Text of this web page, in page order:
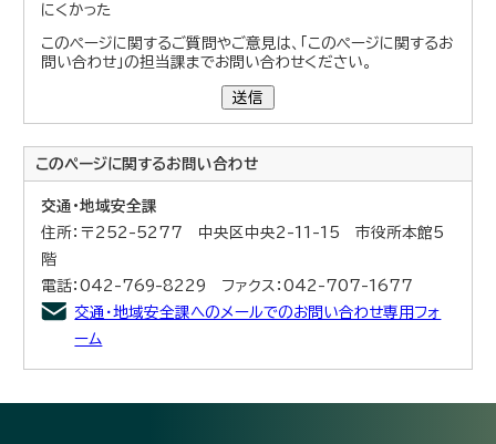
にくかった
このページに関するご質問やご意見は、「このページに関するお
問い合わせ」の担当課までお問い合わせください。
送信
このページに関するお問い合わせ
交通・地域安全課
住所：〒252-5277 中央区中央2-11-15 市役所本館5
階
電話：042-769-8229 ファクス：042-707-1677
交通・地域安全課へのメールでのお問い合わせ専用フォ
ーム